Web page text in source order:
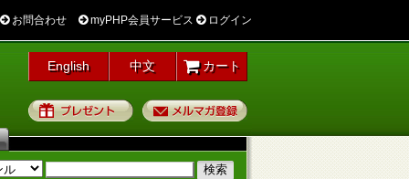
お問合わせ myPHP会員サービス ログイン
English 中文 カート
プレゼント